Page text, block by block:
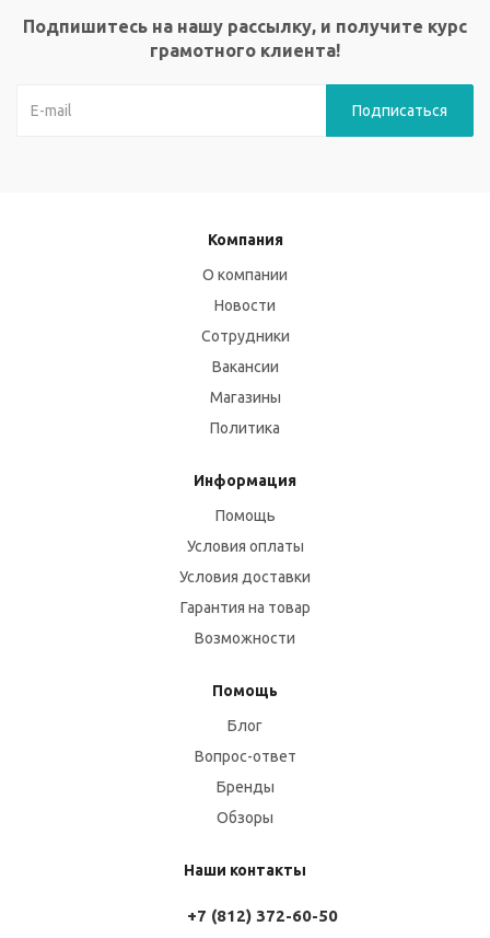
Подпишитесь на нашу рассылку, и получите курс
грамотного клиента!
Компания
О компании
Новости
Сотрудники
Вакансии
Магазины
Политика
Информация
Помощь
Условия оплаты
Условия доставки
Гарантия на товар
Возможности
Помощь
Блог
Вопрос-ответ
Бренды
Обзоры
Наши контакты
+7 (812) 372-60-50